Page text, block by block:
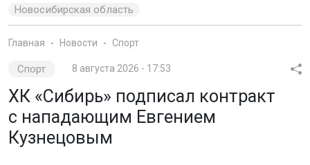
Новосибирская область
Главная Новости Спорт
Спорт 8 августа 2026 - 17:53
ХК «Сибирь» подписал контракт
с нападающим Евгением
Кузнецовым